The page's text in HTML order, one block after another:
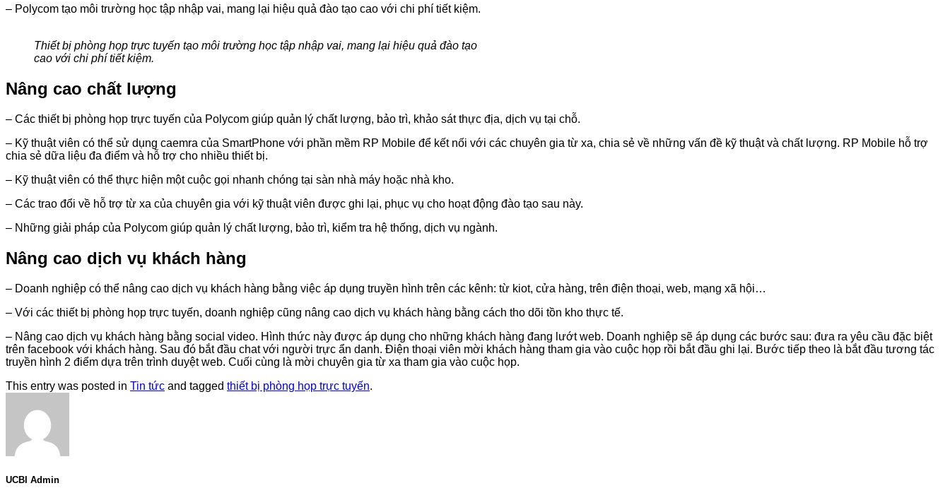
– Polycom tạo môi trường học tập nhập vai, mang lại hiệu quả đào tạo cao với chi phí tiết kiệm.
Thiết bị phòng họp trực tuyến tạo môi trường học tập nhập vai, mang lại hiệu quả đào tạo
cao với chi phí tiết kiệm.
Nâng cao chất lượng
– Các thiết bị phòng họp trực tuyến của Polycom giúp quản lý chất lượng, bảo trì, khảo sát thực địa, dịch vụ tại chỗ.
– Kỹ thuật viên có thể sử dụng caemra của SmartPhone với phần mềm RP Mobile để kết nối với các chuyên gia từ xa, chia sẻ về những vấn đề kỹ thuật và chất lượng. RP Mobile hỗ trợ
chia sẻ dữa liệu đa điểm và hỗ trợ cho nhiều thiết bị.
– Kỹ thuật viên có thể thực hiện một cuộc gọi nhanh chóng tại sàn nhà máy hoặc nhà kho.
– Các trao đổi về hỗ trợ từ xa của chuyên gia với kỹ thuật viên được ghi lại, phục vụ cho hoạt động đào tạo sau này.
– Những giải pháp của Polycom giúp quản lý chất lượng, bảo trì, kiểm tra hệ thống, dịch vụ ngành.
Nâng cao dịch vụ khách hàng
– Doanh nghiệp có thể nâng cao dịch vụ khách hàng bằng việc áp dụng truyền hình trên các kênh: từ kiot, cửa hàng, trên điện thoại, web, mạng xã hội…
– Với các thiết bị phòng họp trực tuyến, doanh nghiệp cũng nâng cao dịch vụ khách hàng bằng cách tho dõi tồn kho thực tế.
– Nâng cao dịch vụ khách hàng bằng social video. Hình thức này được áp dụng cho những khách hàng đang lướt web. Doanh nghiệp sẽ áp dụng các bước sau: đưa ra yêu cầu đặc biệt
trên facebook với khách hàng. Sau đó bắt đầu chat với người trực ẩn danh. Điện thoại viên mời khách hàng tham gia vào cuộc họp rồi bắt đầu ghi lại. Bước tiếp theo là bắt đầu tương tác
truyền hình 2 điểm dựa trên trình duyệt web. Cuối cùng là mời chuyên gia từ xa tham gia vào cuộc họp.
This entry was posted in Tin tức and tagged thiết bị phòng họp trực tuyến.
UCBI Admin